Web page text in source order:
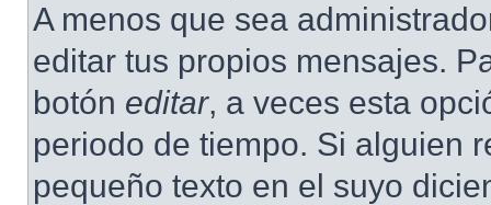
A menos que sea
editar tus propios mensajes.
botón editar, a veces esta
periodo de tiempo. Si alguien
pequeño texto en el suyo